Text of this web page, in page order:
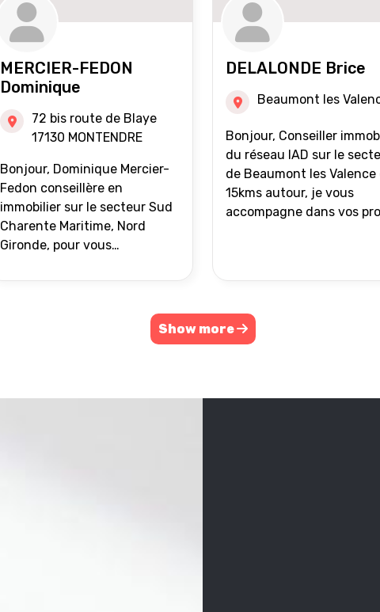
MERCIER-FEDON
Dominique
72 bis route de Blaye
17130 MONTENDRE
Bonjour, Dominique Mercier-
Fedon conseillère en
immobilier sur le secteur Sud
Charente Maritime, Nord
Gironde, pour vous
projets immobiliers.
DELALONDE Brice
Beaumont les
Bonjour, Conseiller immobilier
du réseau IAD sur le
de Beaumont les Valence
15kms autour, je vous
accompagne dans vos
Show more